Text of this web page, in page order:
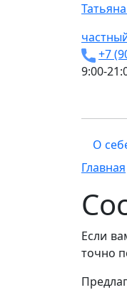
Татьяна
+7
9:00-
О
Главная
Если
точно